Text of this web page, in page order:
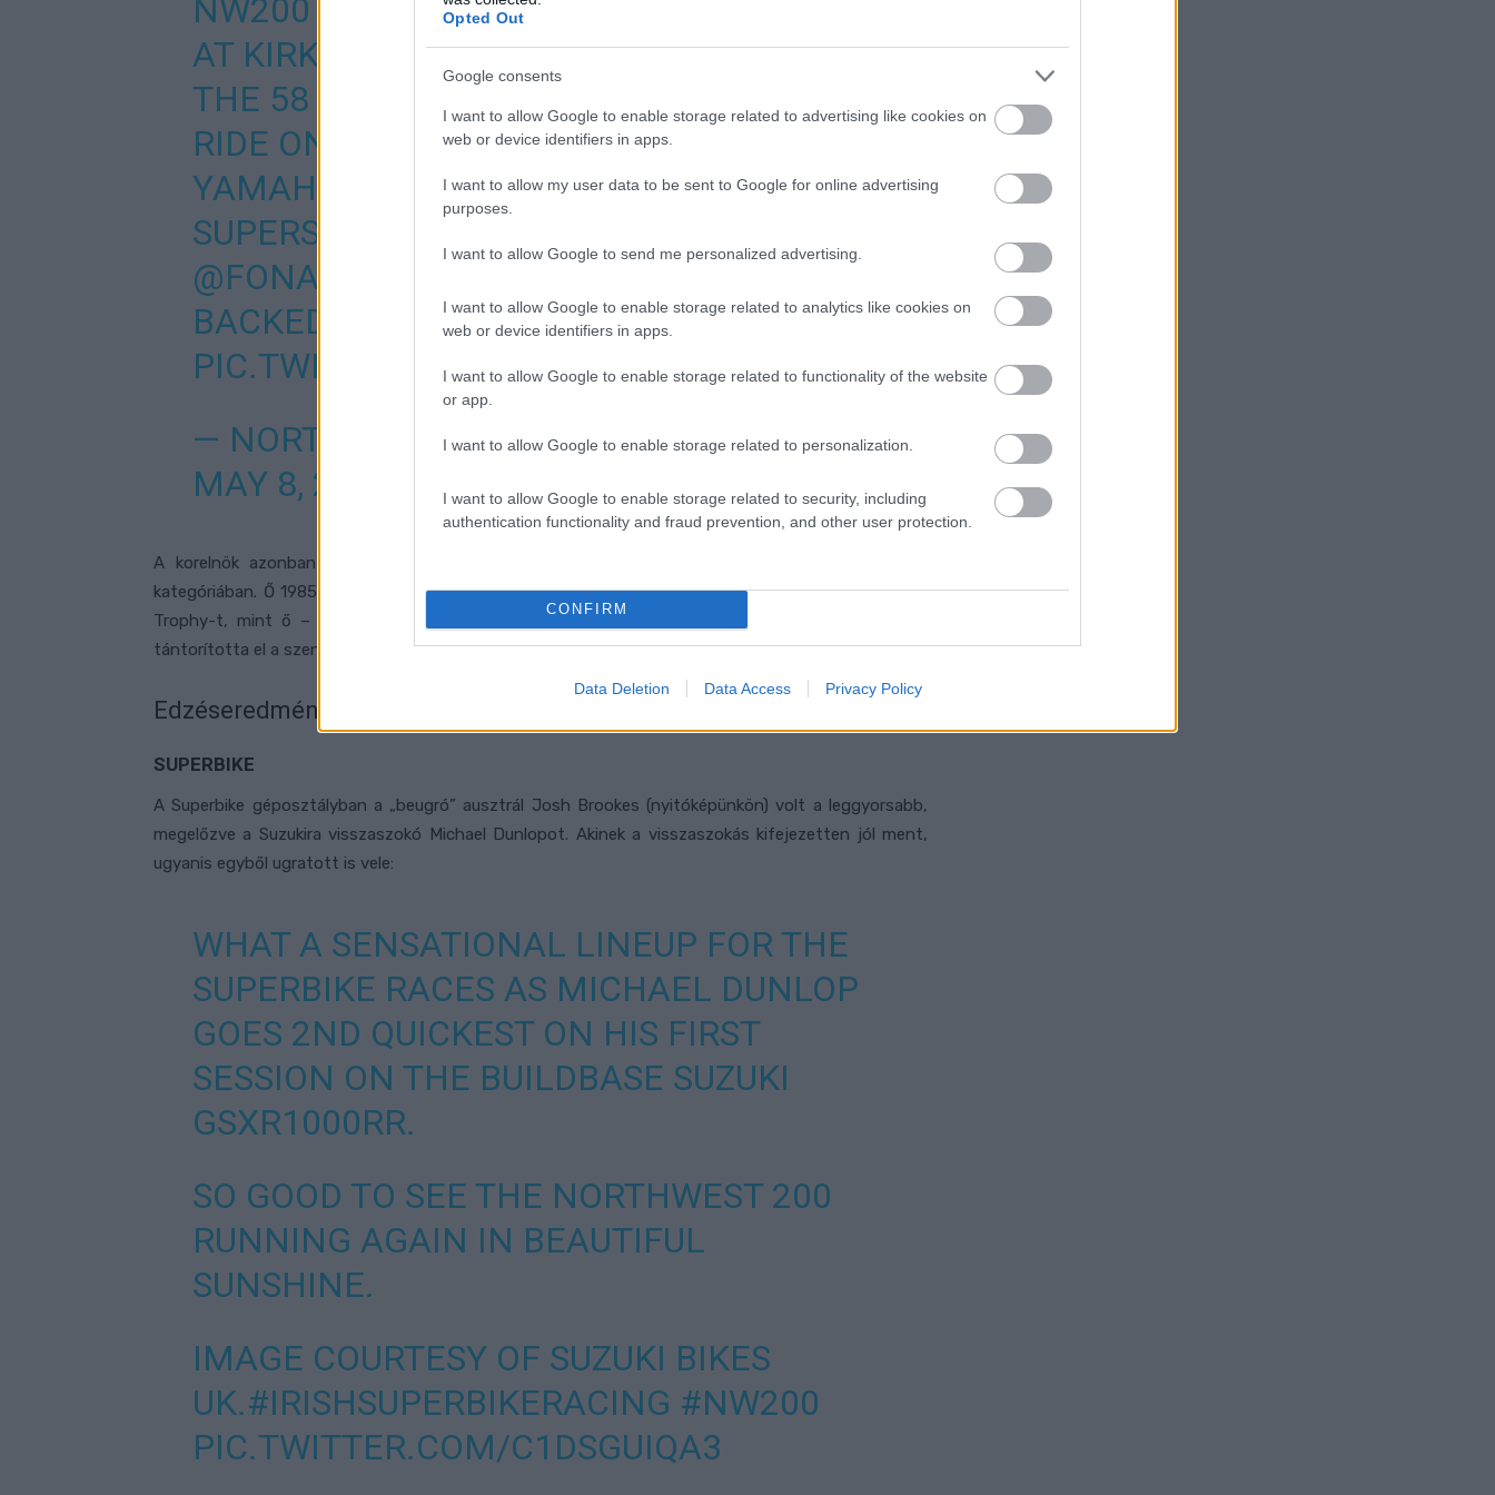
Opted Out
Google consents
I want to allow Google to enable storage related to advertising like cookies on
web or device identifiers in apps.
I want to allow my user data to be sent to Google for online advertising
purposes.
I want to allow Google to send me personalized advertising.
I want to allow Google to enable storage related to analytics like cookies on
web or device identifiers in apps.
I want to allow Google to enable storage related to functionality of the website
or app.
I want to allow Google to enable storage related to personalization.
I want to allow Google to enable storage related to security, including
authentication functionality and fraud prevention, and other user protection.
CONFIRM
Data Deletion Data Access Privacy Policy
NW200 SHAKEDOWN IN THE SUNSHINE
AT KIRKISTOWN TODAY.
THE 58 YEAR OLD WAS HAVING HIS FIRST
RIDE ON THE
@BURROWS_RAC1NG
YAMAHA R6 THAT HE WILL RACE IN BOTH
SUPERSPORT RACES AT THE
@FONACABBELFAST
AND
@NICHOLLOILS
BACKED EVENT THIS WEEK@MCWILL99
PIC.TWITTER.COM/1FRDIFRMUU
— NORTH WEST 200 (@NORTHWEST200)
MAY 8, 2022
A korelnök azonban a veterán David Madsen-Mygdal, aki 66(!) évesen is elindul a Supertwin
kategóriában. Ő 1985-ben debütált a Man-szigeti TT-n, és senki más sem teljesített annyi Tourist
Trophy-t, mint ő – számtalan más utcai versenyről nem is beszélve. A fia
tántorította el a szenvedélyétől.
Edzéseredmények
SUPERBIKE
A Superbike géposztályban a „beugró” ausztrál Josh Brookes (nyitóképünkön) volt a leggyorsabb,
megelőzve a Suzukira visszaszokó Michael Dunlopot. Akinek a visszaszokás kifejezetten jól ment,
ugyanis egyből ugratott is vele:
WHAT A SENSATIONAL LINEUP FOR THE
SUPERBIKE RACES AS MICHAEL DUNLOP
GOES 2ND QUICKEST ON HIS FIRST
SESSION ON THE BUILDBASE SUZUKI
GSXR1000RR.
SO GOOD TO SEE THE NORTHWEST 200
RUNNING AGAIN IN BEAUTIFUL
SUNSHINE.
IMAGE COURTESY OF SUZUKI BIKES
UK.#IRISHSUPERBIKERACING #NW200
PIC.TWITTER.COM/C1DSGUIQA3